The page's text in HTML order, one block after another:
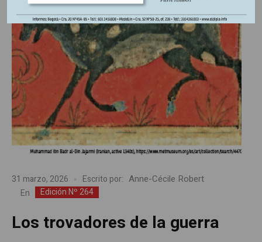
31 marzo, 2026 Escrito por: Anne-Cécile Robert
En Edición Nº 264
Los trovadores de la guerra